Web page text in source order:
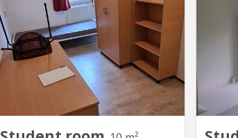
Chambre au calme à louer, dans
maison communautaire de 9, dans le
quartier de l'Hocaille En commun:
living/cuisine communautaire, 2
douches, 2 WCs Quartier calme et
agréable. Très bien situé: près des
auditoires Coubertin, du centre sportif
et de la piscine, et de petits
⚠
Ⓐ